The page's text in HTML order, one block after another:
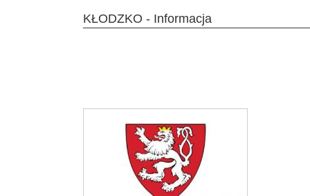
KŁODZKO - Informacja